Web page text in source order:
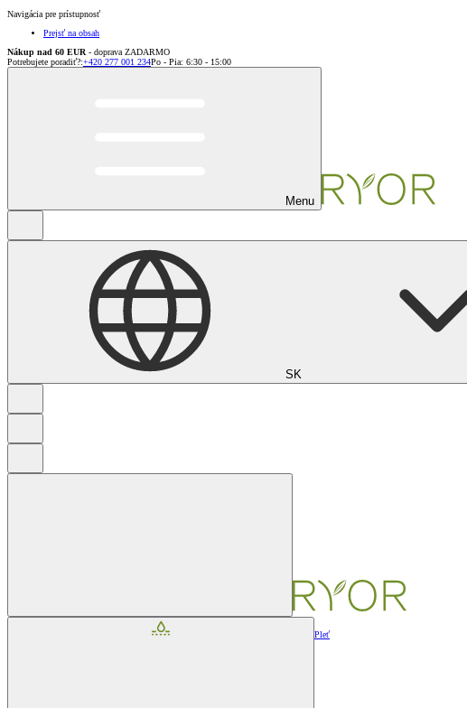
Navigácia pre prístupnosť
Prejsť na obsah
Nákup nad 60 EUR - doprava ZADARMO
Potrebujete poradiť?:+420 277 001 234Po - Pia: 6:30 - 15:00
Menu
SK
Pleť